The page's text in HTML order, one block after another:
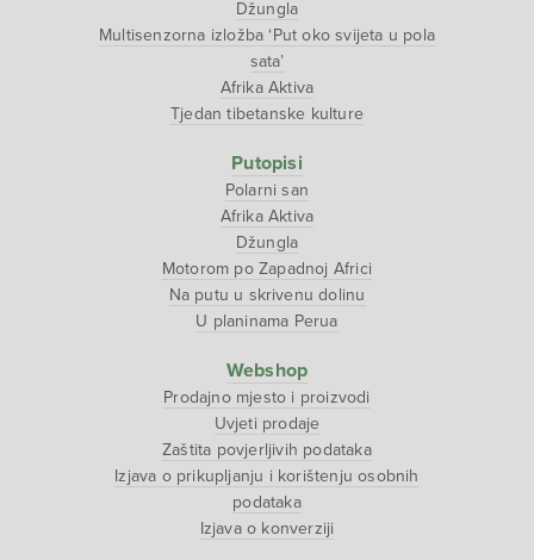
Džungla
Multisenzorna izložba ‘Put oko svijeta u pola
sata’
Afrika Aktiva
Tjedan tibetanske kulture
Putopisi
Polarni san
Afrika Aktiva
Džungla
Motorom po Zapadnoj Africi
Na putu u skrivenu dolinu
U planinama Perua
Webshop
Prodajno mjesto i proizvodi
Uvjeti prodaje
Zaštita povjerljivih podataka
Izjava o prikupljanju i korištenju osobnih
podataka
Izjava o konverziji